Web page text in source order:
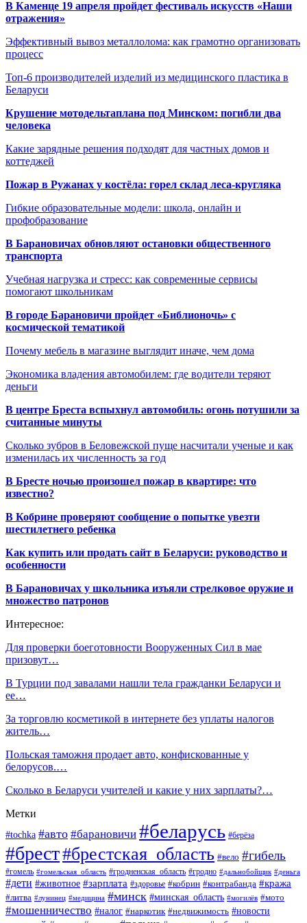
В Каменце 19 апреля пройдет фестиваль искусств «Наши
отражения»
Эффективный вывоз металлолома: как грамотно организовать
процесс
Топ-6 производителей изделий из медицинского пластика в
Беларуси
Крушение мотодельтаплана под Минском: погибли два
человека
Какие зарядные решения подходят для частных домов и
коттеджей
Пожар в Ружанах у костёла: горел склад леса-кругляка
Гибкие образовательные модели: школа, онлайн и
профобразование
В Барановичах обновляют остановки общественного
транспорта
Учебная нагрузка и стресс: как современные сервисы
помогают школьникам
В городе Барановичи пройдет «Библионочь» с
космической тематикой
Почему мебель в магазине выглядит иначе, чем дома
Экономика владения автомобилем: где водители теряют
деньги
В центре Бреста вспыхнул автомобиль: огонь потушили за
считанные минуты
Сколько зубров в Беловежской пуще насчитали ученые и как
изменилась их численность за год
В Бресте ночью произошел пожар в квартире: что
известно?
В Кобрине проверяют сообщение о попытке увезти
шестилетнего ребенка
Как купить или продать сайт в Беларуси: руководство и
особенности
В Барановичах у школьника изъяли стрелковое оружие и
множество патронов
Интересное:
Для проверки боеготовности Вооруженных Сил в мае
призовут…
В Турции под завалами нашли тела гражданки Беларуси и
ее…
За торговлю косметикой в интернете без уплаты налогов
житель…
Польская таможня продает авто, конфискованные у
белорусов.…
Сколько в Беларуси учителей и какие у них зарплаты?…
Метки
#tochka #авто #барановичи #беларусь #берёза
#брест#брестская_область #вело #гибель
#гомель #гомельская_область #гродненская_область #гродно #дальнобойщик #деньга
#дети #животное #зарплата #здоровье #кобрин #контрабанда #кража
#литва #лунинец #медицина #минск #минская_область #могилёв #мото
#мошенничество #налог #наркотик #недвижимость #новости